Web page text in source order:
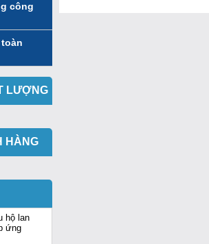
công
LƯỢNG
HÀNG
hộ lan
ứng